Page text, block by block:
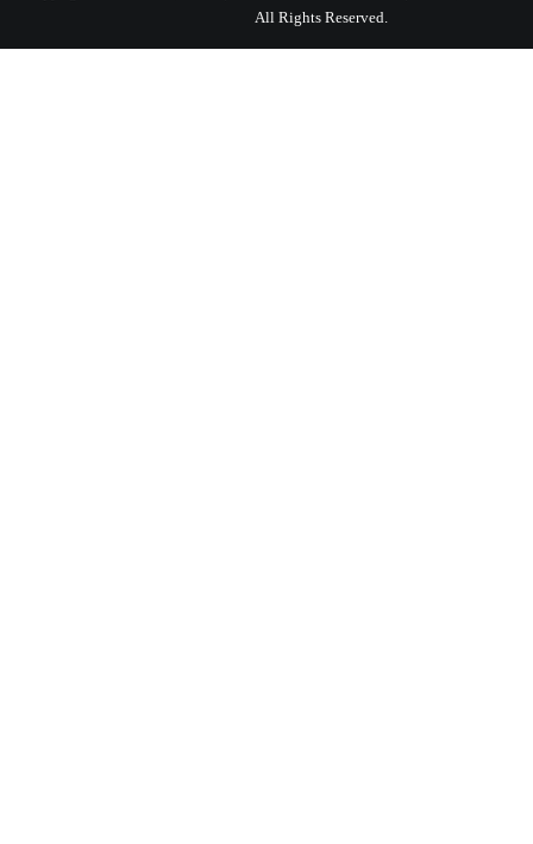
All Rights Reserved.